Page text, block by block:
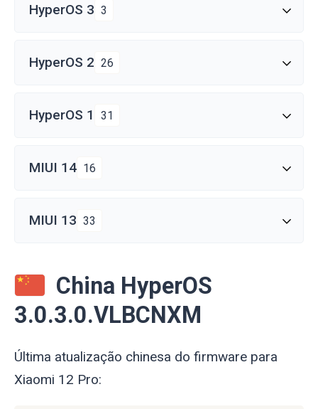
HyperOS 3 3
HyperOS 2 26
HyperOS 1 31
MIUI 14 16
MIUI 13 33
China HyperOS
3.0.3.0.VLBCNXM
Última atualização chinesa do firmware para
Xiaomi 12 Pro: